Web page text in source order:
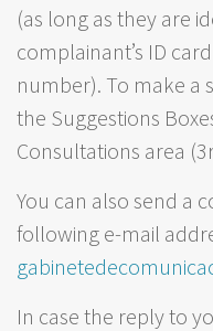
(as long as they are
complainant’s ID
number). To make a
the Suggestions
Consultations area
You can also send a
following e-mail
In case the reply to